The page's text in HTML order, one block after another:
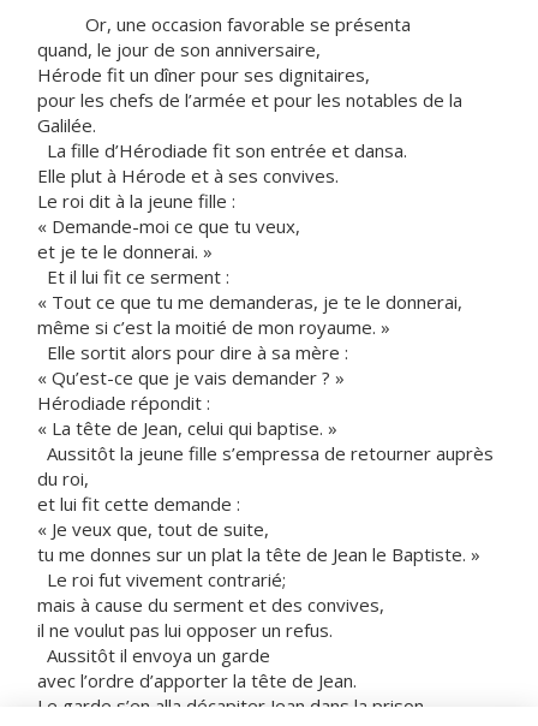
Or, une occasion favorable se présenta
quand, le jour de son anniversaire,
Hérode fit un dîner pour ses dignitaires,
pour les chefs de l’armée et pour les notables de la
Galilée.
La fille d’Hérodiade fit son entrée et dansa.
Elle plut à Hérode et à ses convives.
Le roi dit à la jeune fille :
« Demande-moi ce que tu veux,
et je te le donnerai. »
Et il lui fit ce serment :
« Tout ce que tu me demanderas, je te le donnerai,
même si c’est la moitié de mon royaume. »
Elle sortit alors pour dire à sa mère :
« Qu’est-ce que je vais demander ? »
Hérodiade répondit :
« La tête de Jean, celui qui baptise. »
Aussitôt la jeune fille s’empressa de retourner auprès
du roi,
et lui fit cette demande :
« Je veux que, tout de suite,
tu me donnes sur un plat la tête de Jean le Baptiste. »
Le roi fut vivement contrarié;
mais à cause du serment et des convives,
il ne voulut pas lui opposer un refus.
Aussitôt il envoya un garde
avec l’ordre d’apporter la tête de Jean.
Le garde s’en alla décapiter Jean dans la prison.